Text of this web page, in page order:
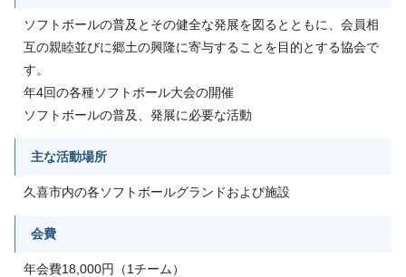
ソフトボールの普及とその健全な発展を図るとともに、会員相
互の親睦並びに郷土の興隆に寄与することを目的とする協会で
す。
年4回の各種ソフトボール大会の開催
ソフトボールの普及、発展に必要な活動
主な活動場所
久喜市内の各ソフトボールグランドおよび施設
会費
年会費18,000円（1チーム）